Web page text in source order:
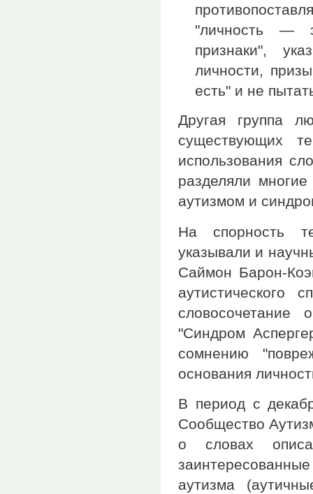
"личность —
признаки",
личности,
есть" и не
Другая группа
существующих
использования
разделяли
аутизмом и
На спорность
указывали и
Саймон Барон-
аутистического
"Синдром
сомнению
основания
В период с
Сообщество
о словах
аутизма